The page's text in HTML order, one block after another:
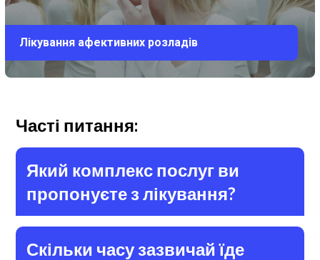
Лікування афективних розладів
Часті питання:
Який комплекс послуг ви
пропонуєте з лікування?
Скільки часу зазвичай їде